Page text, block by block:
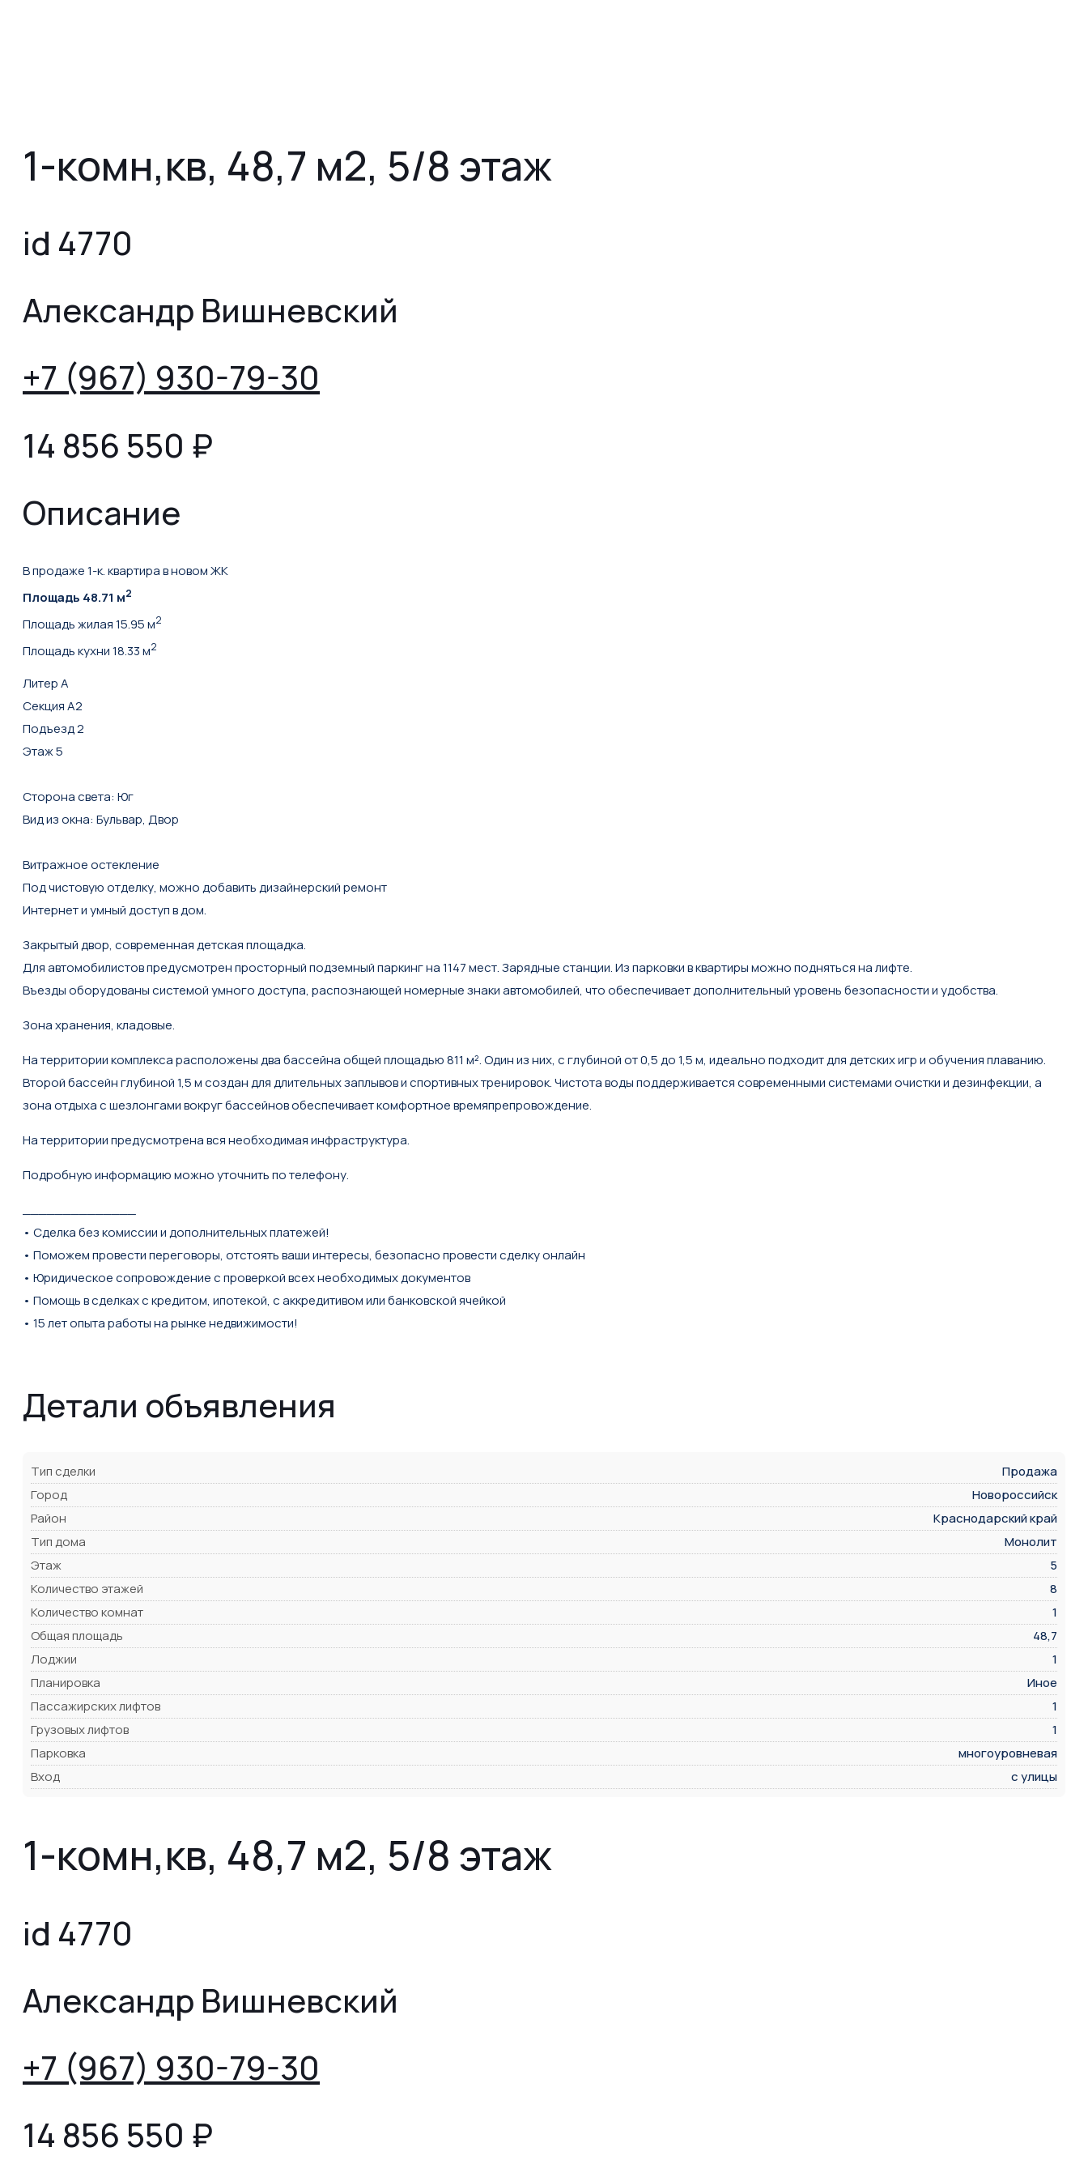
1-комн,кв, 48,7 м2, 5/8 этаж
id 4770
Александр Вишневский
+7 (967) 930-79-30
14 856 550 ₽
Описание
В продаже 1-к. квартира в новом ЖК
Площадь 48.71 м2
Площадь жилая 15.95 м2
Площадь кухни 18.33 м2
Литер А
Секция А2
Подъезд 2
Этаж 5
Сторона света: Юг
Вид из окна: Бульвар, Двор
Витражное остекление
Под чистовую отделку, можно добавить дизайнерский ремонт
Интернет и умный доступ в дом.
Закрытый двор, современная детская площадка.
Для автомобилистов предусмотрен просторный подземный паркинг на 1147 мест. Зарядные станции. Из парковки в квартиры можно подняться на лифте.
Въезды оборудованы системой умного доступа, распознающей номерные знаки автомобилей, что обеспечивает дополнительный уровень безопасности и удобства.
Зона хранения, кладовые.
На территории комплекса расположены два бассейна общей площадью 811 м². Один из них, с глубиной от 0,5 до 1,5 м, идеально подходит для детских игр и обучения плаванию.
Второй бассейн глубиной 1,5 м создан для длительных заплывов и спортивных тренировок. Чистота воды поддерживается современными системами очистки и дезинфекции, а
зона отдыха с шезлонгами вокруг бассейнов обеспечивает комфортное времяпрепровождение.
На территории предусмотрена вся необходимая инфраструктура.
Подробную информацию можно уточнить по телефону.
______________
• Сделка без комиссии и дополнительных платежей!
• Поможем провести переговоры, отстоять ваши интересы, безопасно провести сделку онлайн
• Юридическое сопровождение с проверкой всех необходимых документов
• Помощь в сделках с кредитом, ипотекой, с аккредитивом или банковской ячейкой
• 15 лет опыта работы на рынке недвижимости!
Детали объявления
Тип сделки
Продажа
Город
Новороссийск
Район
Краснодарский край
Тип дома
Монолит
Этаж
5
Количество этажей
8
Количество комнат
1
Общая площадь
48,7
Лоджии
1
Планировка
Иное
Пассажирских лифтов
1
Грузовых лифтов
1
Парковка
многоуровневая
Вход
с улицы
1-комн,кв, 48,7 м2, 5/8 этаж
id 4770
Александр Вишневский
+7 (967) 930-79-30
14 856 550 ₽